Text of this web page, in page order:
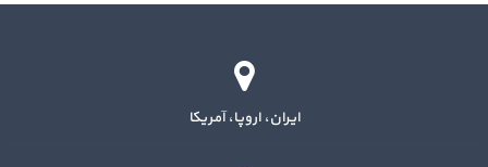
ایران، اروپا، آمریکا